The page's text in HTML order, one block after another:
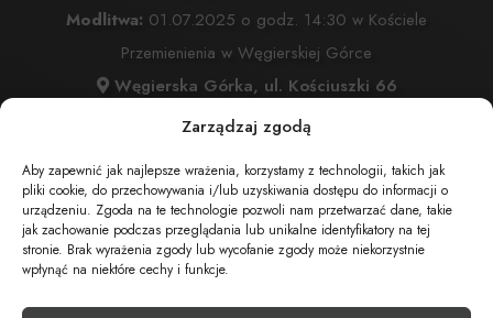
Zarządzaj zgodą
Aby zapewnić jak najlepsze wrażenia, korzystamy z technologii, takich jak
pliki cookie, do przechowywania i/lub uzyskiwania dostępu do informacji o
urządzeniu. Zgoda na te technologie pozwoli nam przetwarzać dane, takie
jak zachowanie podczas przeglądania lub unikalne identyfikatory na tej
stronie. Brak wyrażenia zgody lub wycofanie zgody może niekorzystnie
wpłynąć na niektóre cechy i funkcje.
Modlitwa: 01.07.2025 o godz. 14:30 w Kościele
Przemienienia w Węgierskiej Górce
Węgierska Górka, ul. Kościuszki 66
01.07.2025 o godz. 15:00 w Kościele
Węgierska Górka, ul. Kościuszki 66
Wyprowadzenie do grobu o godz.16:00
Cmentarz:Parafialnym w Cięcinie
Cięcina , ul. Targowa